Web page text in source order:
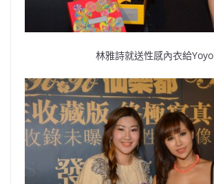
林雅詩就送性感內衣給Yoyo